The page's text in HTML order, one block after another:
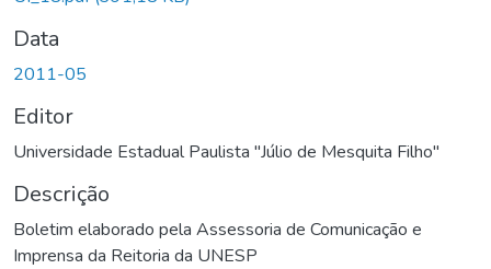
Data
2011-05
Editor
Universidade Estadual Paulista "Júlio de Mesquita Filho"
Descrição
Boletim elaborado pela Assessoria de Comunicação e
Imprensa da Reitoria da UNESP